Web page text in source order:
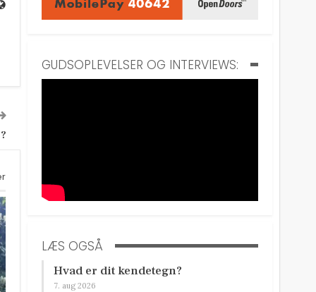
GUDSOPLEVELSER OG INTERVIEWS:
LÆS OGSÅ
Hvad er dit kendetegn?
7. aug 2026